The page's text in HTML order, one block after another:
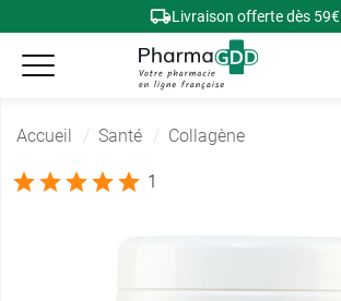
Livraison offerte dès 59€
Accueil Santé Collagène
1